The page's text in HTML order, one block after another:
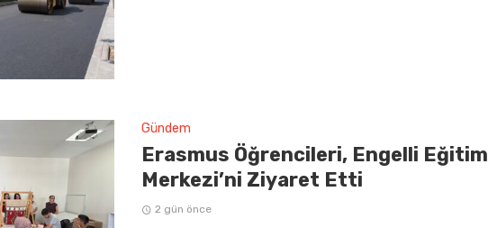
Gündem
Erasmus Öğrencileri, Engelli Eğitim
Merkezi’ni Ziyaret Etti
2 gün önce